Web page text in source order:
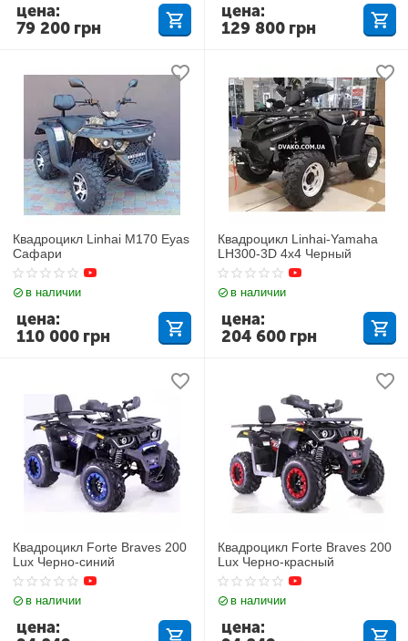
79 200 грн
цена:
129 800 грн
цена:
Квадроцикл Linhai M170 Eyas
Сафари
в наличии
110 000 грн
цена:
Квадроцикл Linhai-Yamaha
LH300-3D 4х4 Черный
в наличии
204 600 грн
цена:
Квадроцикл Forte Braves 200
Lux Черно-синий
в наличии
цена:
Квадроцикл Forte Braves 200
Lux Черно-красный
в наличии
цена: